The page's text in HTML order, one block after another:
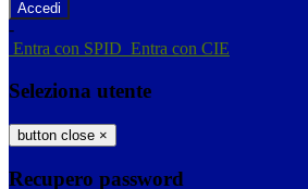
-
Entra con SPID Entra con CIE
Seleziona utente
button close ×
Recupero password